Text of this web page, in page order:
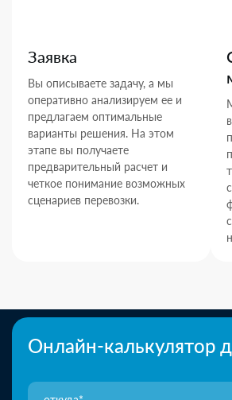
Заявка
Вы описываете задачу, а мы
оперативно анализируем ее и
предлагаем оптимальные
варианты решения. На этом
этапе вы получаете
предварительный расчет и
четкое понимание возможных
сценариев перевозки.
Онлайн-калькулятор